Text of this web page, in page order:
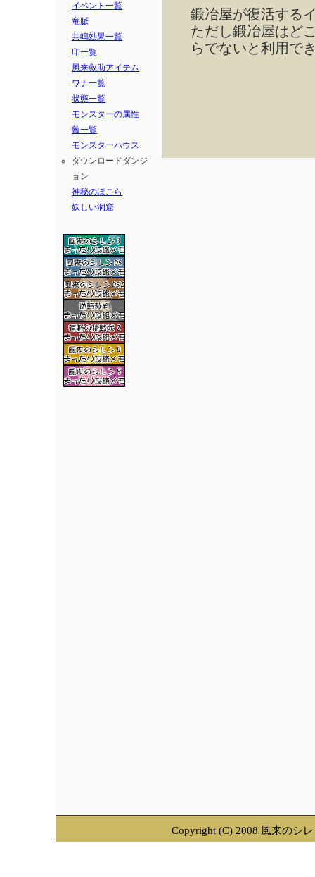
イベント一覧
竜脈
共鳴効果一覧
印一覧
風来救助アイテム
ワナ一覧
状態一覧
モンスターの属性
敵一覧
モンスターハウス
ダウンロードダンジ
ョン
神秘のほこら
妖しい洞窟
鍛冶屋が復活する
ただし鍛冶屋はど
らでないと利用で
Copyright (C) 2008 風来のシ